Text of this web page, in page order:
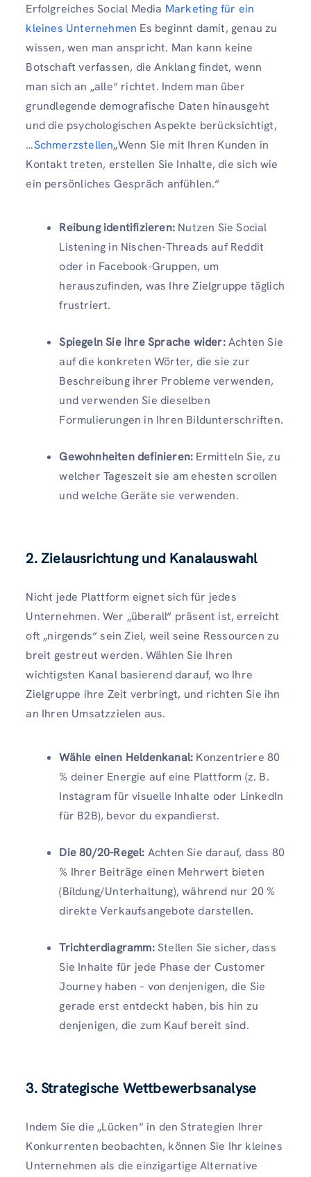
Erfolgreiches Social Media Marketing für ein
kleines Unternehmen Es beginnt damit, genau zu
wissen, wen man anspricht. Man kann keine
Botschaft verfassen, die Anklang findet, wenn
man sich an „alle“ richtet. Indem man über
grundlegende demografische Daten hinausgeht
und die psychologischen Aspekte berücksichtigt,
…Schmerzstellen„Wenn Sie mit Ihren Kunden in
Kontakt treten, erstellen Sie Inhalte, die sich wie
ein persönliches Gespräch anfühlen.“
Reibung identifizieren: Nutzen Sie Social
Listening in Nischen-Threads auf Reddit
oder in Facebook-Gruppen, um
herauszufinden, was Ihre Zielgruppe täglich
frustriert.
Spiegeln Sie ihre Sprache wider:Achten Sie
auf die konkreten Wörter, die sie zur
Beschreibung ihrer Probleme verwenden,
und verwenden Sie dieselben
Formulierungen in Ihren Bildunterschriften.
Gewohnheiten definieren: Ermitteln Sie, zu
welcher Tageszeit sie am ehesten scrollen
und welche Geräte sie verwenden.
2. Zielausrichtung und Kanalauswahl
Nicht jede Plattform eignet sich für jedes
Unternehmen. Wer „überall“ präsent ist, erreicht
oft „nirgends“ sein Ziel, weil seine Ressourcen zu
breit gestreut werden. Wählen Sie Ihren
wichtigsten Kanal basierend darauf, wo Ihre
Zielgruppe ihre Zeit verbringt, und richten Sie ihn
an Ihren Umsatzzielen aus.
Wähle einen Heldenkanal: Konzentriere 80
% deiner Energie auf eine Plattform (z. B.
Instagram für visuelle Inhalte oder LinkedIn
für B2B), bevor du expandierst.
Die 80/20-Regel: Achten Sie darauf, dass 80
% Ihrer Beiträge einen Mehrwert bieten
(Bildung/Unterhaltung), während nur 20 %
direkte Verkaufsangebote darstellen.
Trichterdiagramm:Stellen Sie sicher, dass
Sie Inhalte für jede Phase der Customer
Journey haben – von denjenigen, die Sie
gerade erst entdeckt haben, bis hin zu
denjenigen, die zum Kauf bereit sind.
3. Strategische Wettbewerbsanalyse
Indem Sie die „Lücken“ in den Strategien Ihrer
Konkurrenten beobachten, können Sie Ihr kleines
Unternehmen als die einzigartige Alternative